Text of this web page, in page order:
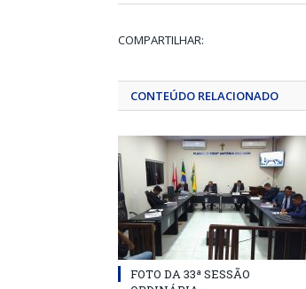
COMPARTILHAR:
CONTEÚDO RELACIONADO
FOTO DA 33ª SESSÃO